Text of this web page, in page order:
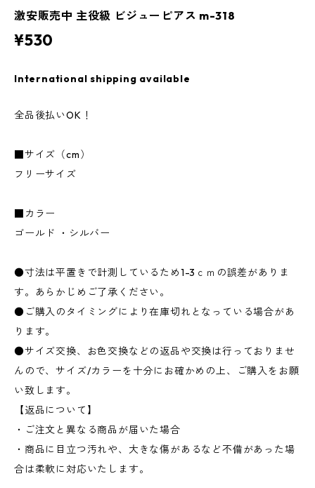
激安販売中 主役級 ビジューピアス m-318
¥530
International shipping available
全品後払いOK！
■サイズ（cm）
フリーサイズ
■カラー
ゴールド ・シルバー
●寸法は平置きで計測しているため1-3ｃｍの誤差がありま
す。あらかじめご了承ください。
●ご購入のタイミングにより在庫切れとなっている場合があ
ります。
●サイズ交換、お色交換などの返品や交換は行っておりませ
んので、サイズ/カラーを十分にお確かめの上、ご購入をお願
い致します。
【返品について】
・ご注文と異なる商品が届いた場合
・商品に目立つ汚れや、大きな傷があるなど不備があった場
合は柔軟に対応いたします。